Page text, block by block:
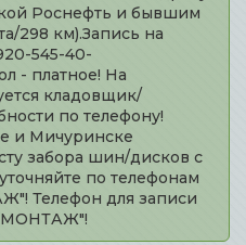
Роснефть и бывшим
298 км).Запись на
545-40-
- платное! На
кладовщик/
по телефону!
и Мичуринске
забора шин/дисков с
по телефонам
Телефон для записи